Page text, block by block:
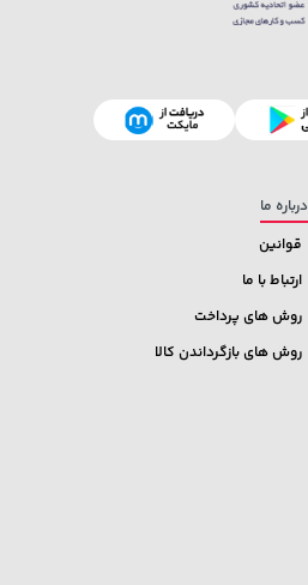
درباره ما
قوانین
ارتباط با ما
روش های پرداخت
روش های بازگرداندن کالا